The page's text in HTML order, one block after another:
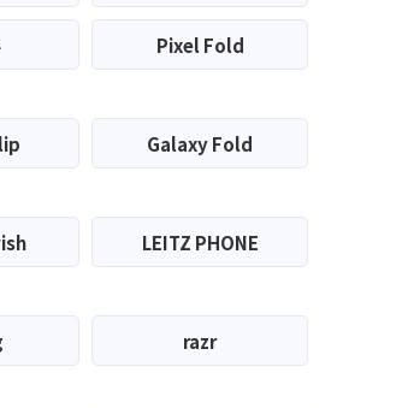
Pixel Fold
Galaxy Fold
LEITZ PHONE
razr